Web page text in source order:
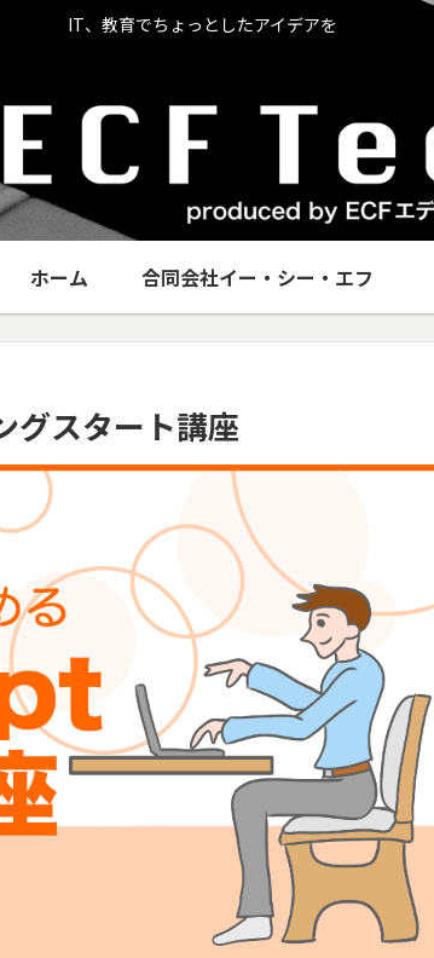
IT、教育でちょっとしたアイデアを
ホーム 合同会社イー・シー・エフ
グスタート講座